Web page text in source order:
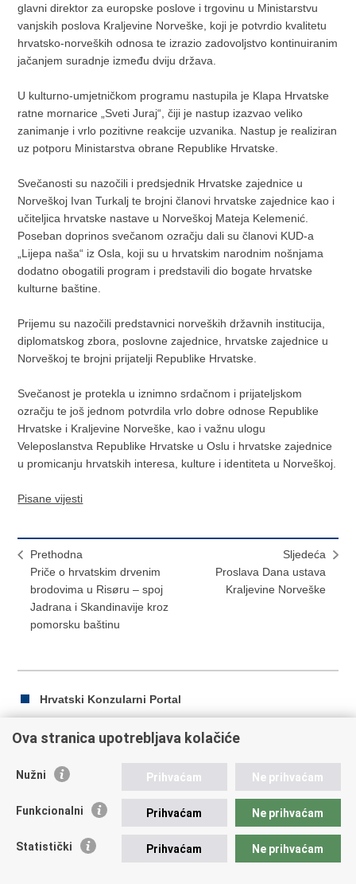
glavni direktor za europske poslove i trgovinu u Ministarstvu
vanjskih poslova Kraljevine Norveške, koji je potvrdio kvalitetu
hrvatsko-norveških odnosa te izrazio zadovoljstvo kontinuiranim
jačanjem suradnje između dviju država.
U kulturno-umjetničkom programu nastupila je Klapa Hrvatske
ratne mornarice „Sveti Juraj“, čiji je nastup izazvao veliko
zanimanje i vrlo pozitivne reakcije uzvanika. Nastup je realiziran
uz potporu Ministarstva obrane Republike Hrvatske.
Svečanosti su nazočili i predsjednik Hrvatske zajednice u
Norveškoj Ivan Turkalj te brojni članovi hrvatske zajednice kao i
učiteljica hrvatske nastave u Norveškoj Mateja Kelemenić.
Poseban doprinos svečanom ozračju dali su članovi KUD-a
„Lijepa naša“ iz Osla, koji su u hrvatskim narodnim nošnjama
dodatno obogatili program i predstavili dio bogate hrvatske
kulturne baštine.
Prijemu su nazočili predstavnici norveških državnih institucija,
diplomatskog zbora, poslovne zajednice, hrvatske zajednice u
Norveškoj te brojni prijatelji Republike Hrvatske.
Svečanost je protekla u iznimno srdačnom i prijateljskom
ozračju te još jednom potvrdila vrlo dobre odnose Republike
Hrvatske i Kraljevine Norveške, kao i važnu ulogu
Veleposlanstva Republike Hrvatske u Oslu i hrvatske zajednice
u promicanju hrvatskih interesa, kulture i identiteta u Norveškoj.
Pisane vijesti
Prethodna
Priče o hrvatskim drvenim
brodovima u Risøru – spoj
Jadrana i Skandinavije kroz
pomorsku baštinu
Sljedeća
Proslava Dana ustava
Kraljevine Norveške
Hrvatski Konzularni Portal
Ispiši
Podijeli
Facebooku
Twitteru
Republika Hrvatska
Trg N.Š. Zrinskog 7-8, 10000 Zagreb
Ova stranica upotrebljava kolačiće
Nužni Prihvaćam Ne prihvaćam
Funkcionalni Prihvaćam Ne prihvaćam
Statistički Prihvaćam Ne prihvaćam